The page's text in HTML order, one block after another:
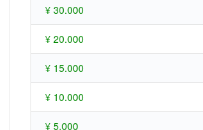
¥ 30.000
¥ 20.000
¥ 15.000
¥ 10.000
¥ 5.000